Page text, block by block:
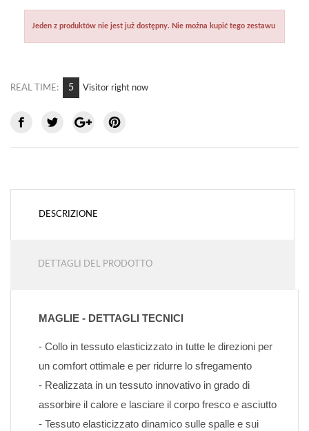
Jeden z produktów nie jest już dostępny. Nie można kupić tego zestawu
REAL TIME: 8 Visitor right now
DESCRIZIONE
DETTAGLI DEL PRODOTTO
MAGLIE - DETTAGLI TECNICI
- Collo in tessuto elasticizzato in tutte le direzioni per
un comfort ottimale e per ridurre lo sfregamento
- Realizzata in un tessuto innovativo in grado di
assorbire il calore e lasciare il corpo fresco e asciutto
- Tessuto elasticizzato dinamico sulle spalle e sui